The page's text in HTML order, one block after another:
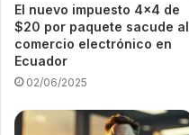
El nuevo impuesto 4×4 de
$20 por paquete sacude al
comercio electrónico en
Ecuador
02/06/2025